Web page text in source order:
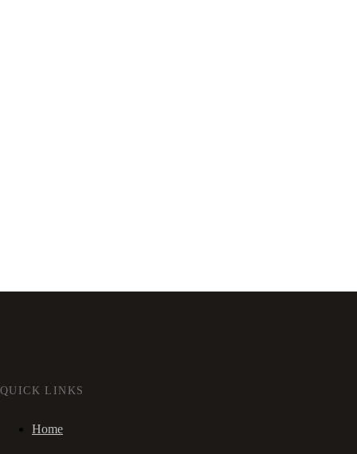
QUICK LINKS
Home